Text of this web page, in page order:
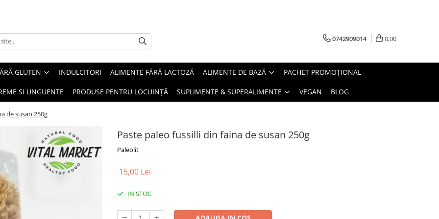
0742909014 0,00
GLUTEN INDULCITORI ALIMENTE FĂRĂ LACTOZĂ ALIMENTE DE BAZĂ PACHET PROMOȚIONAL
SI UNGUENTE PRODUSE PENTRU LOCUINȚĂ SUPLIMENTE & SUPERALIMENTE VEGAN BLOG
de susan 250g
Paste paleo fussilli din faina de susan 250g
Paleolit
15,00 Lei
IN STOC